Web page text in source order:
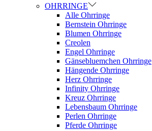
OHRRINGE
Alle Ohrringe
Bernstein Ohrringe
Blumen Ohrringe
Creolen
Engel Ohrringe
Gänsebluemchen Ohrringe
Hängende Ohrringe
Herz Ohrringe
Infinity Ohrringe
Kreuz Ohrringe
Lebensbaum Ohrringe
Perlen Ohrringe
Pferde Ohrringe